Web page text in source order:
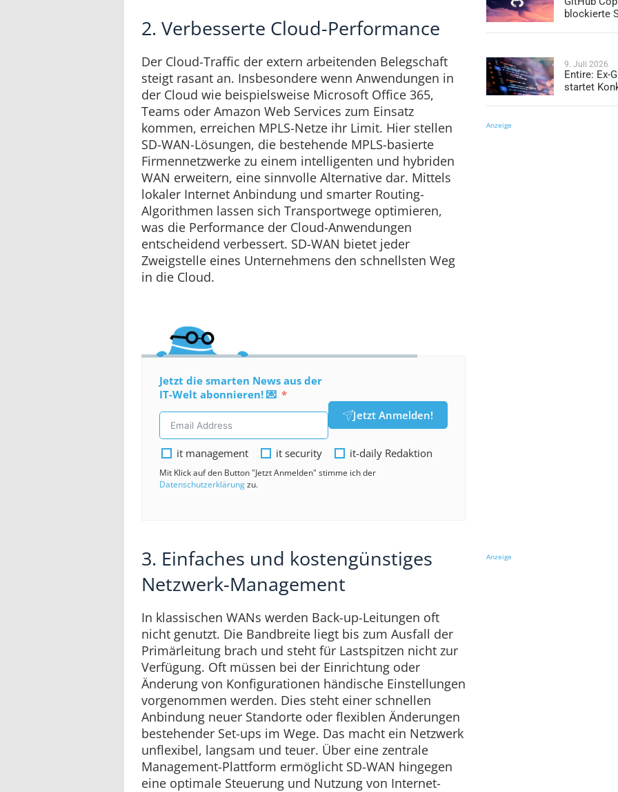
2. Verbesserte Cloud-Performance
Der Cloud-Traffic der extern arbeitenden Belegschaft
steigt rasant an. Insbesondere wenn Anwendungen in
der Cloud wie beispielsweise Microsoft Office 365,
Teams oder Amazon Web Services zum Einsatz
kommen, erreichen MPLS-Netze ihr Limit. Hier stellen
SD-WAN-Lösungen, die bestehende MPLS-basierte
Firmennetzwerke zu einem intelligenten und hybriden
WAN erweitern, eine sinnvolle Alternative dar. Mittels
lokaler Internet Anbindung und smarter Routing-
Algorithmen lassen sich Transportwege optimieren,
was die Performance der Cloud-Anwendungen
entscheidend verbessert. SD-WAN bietet jeder
Zweigstelle eines Unternehmens den schnellsten Weg
in die Cloud.
Jetzt die smarten News aus der
IT-Welt abonnieren! 💌
Jetzt Anmelden!
it management it security it-daily Redaktion
Mit Klick auf den Button "Jetzt Anmelden" stimme ich der
Datenschutzerklärungzu.
3. Einfaches und kostengünstiges
Netzwerk-Management
In klassischen WANs werden Back-up-Leitungen oft
nicht genutzt. Die Bandbreite liegt bis zum Ausfall der
Primärleitung brach und steht für Lastspitzen nicht zur
Verfügung. Oft müssen bei der Einrichtung oder
Änderung von Konfigurationen händische Einstellungen
vorgenommen werden. Dies steht einer schnellen
Anbindung neuer Standorte oder flexiblen Änderungen
bestehender Set-ups im Wege. Das macht ein Netzwerk
unflexibel, langsam und teuer. Über eine zentrale
Management-Plattform ermöglicht SD-WAN hingegen
eine optimale Steuerung und Nutzung von Internet-
blockierte
9. Juli 2026
Entire: Ex-
startet
Anzeige
Anzeige